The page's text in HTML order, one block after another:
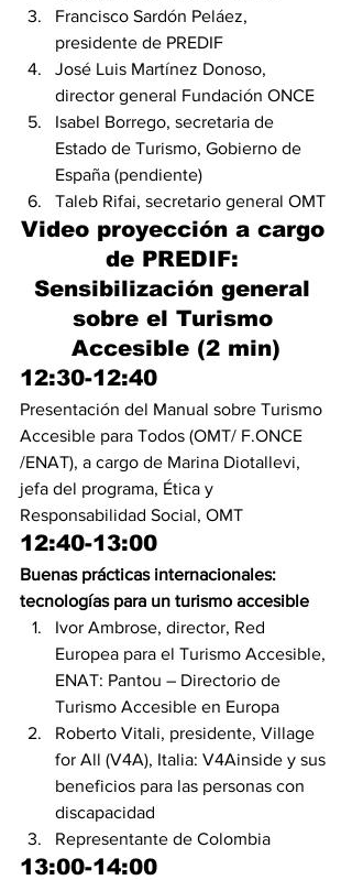
Francisco Sardón Peláez,
presidente de PREDIF
José Luis Martínez Donoso,
director general Fundación ONCE
Isabel Borrego, secretaria de
Estado de Turismo, Gobierno de
España (pendiente)
Taleb Rifai, secretario general OMT
Video proyección a cargo
de PREDIF:
Sensibilización general
sobre el Turismo
Accesible (2 min)
12:30-12:40
Presentación del Manual sobre Turismo
Accesible para Todos (OMT/ F.ONCE
/ENAT), a cargo de Marina Diotallevi,
jefa del programa, Ética y
Responsabilidad Social, OMT
12:40-13:00
Buenas prácticas internacionales:
tecnologías para un turismo accesible
Ivor Ambrose, director, Red
Europea para el Turismo Accesible,
ENAT: Pantou – Directorio de
Turismo Accesible en Europa
Roberto Vitali, presidente, Village
for All (V4A), Italia: V4Ainside y sus
beneficios para las personas con
discapacidad
Representante de Colombia
13:00-14:00